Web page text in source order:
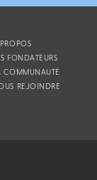
FONDATEURS
COMMUNAUTÉ
REJOINDRE